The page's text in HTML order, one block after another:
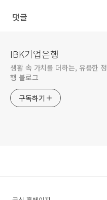
댓글
IBK기업은행
생활 속 가치를 더하는, 유용한
행 블로그
구독하기